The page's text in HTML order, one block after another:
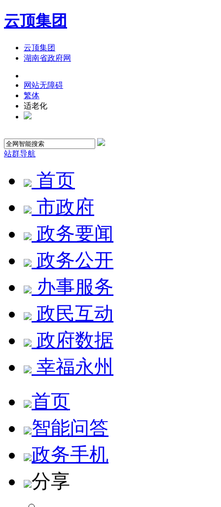
云顶集团
云顶集团
湖南省政府网
网站无障碍
繁体
适老化
站群导航
首页
市政府
政务要闻
政务公开
办事服务
政民互动
政府数据
幸福永州
首页
智能问答
政务手机
分享